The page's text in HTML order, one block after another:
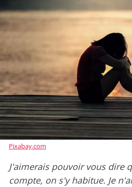
Pixabay.com
J'aimerais pouvoir vous dire
compte, on s'y habitue. Je